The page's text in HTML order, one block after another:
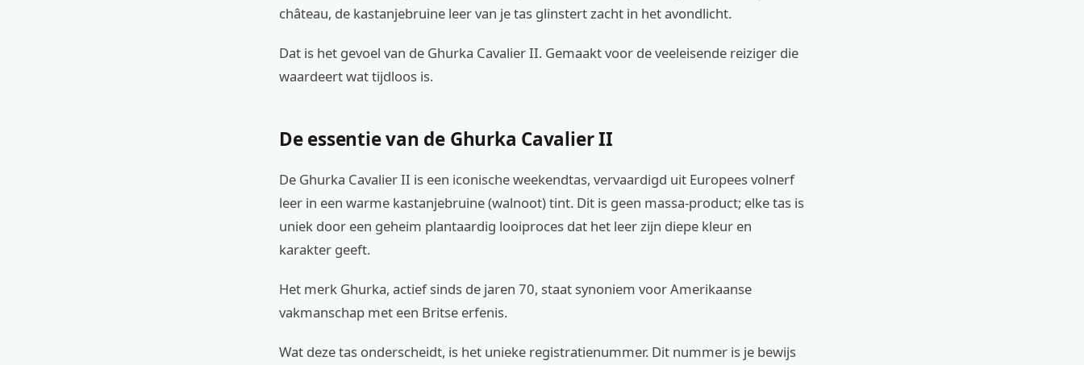
château, de kastanjebruine leer van je tas glinstert zacht in het avondlicht.
Dat is het gevoel van de Ghurka Cavalier II. Gemaakt voor de veeleisende reiziger die
waardeert wat tijdloos is.
De essentie van de Ghurka Cavalier II
De Ghurka Cavalier II is een iconische weekendtas, vervaardigd uit Europees volnerf
leer in een warme kastanjebruine (walnoot) tint. Dit is geen massa-product; elke tas is
uniek door een geheim plantaardig looiproces dat het leer zijn diepe kleur en
karakter geeft.
Het merk Ghurka, actief sinds de jaren 70, staat synoniem voor Amerikaanse
vakmanschap met een Britse erfenis.
Wat deze tas onderscheidt, is het unieke registratienummer. Dit nummer is je bewijs